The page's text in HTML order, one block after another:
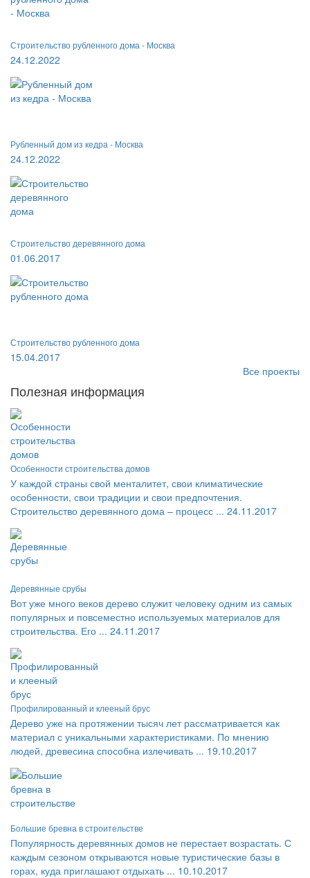
Строительство рубленного дома - Москва
24.12.2022
Рубленный дом из кедра - Москва
24.12.2022
Строительство деревянного дома
01.06.2017
Строительство рубленного дома
15.04.2017
Все проекты
Полезная информация
Особенности строительства домов
У каждой страны свой менталитет, свои климатические
особенности, свои традиции и свои предпочтения.
Строительство деревянного дома – процесс ... 24.11.2017
Деревянные срубы
Вот уже много веков дерево служит человеку одним из самых
популярных и повсеместно используемых материалов для
строительства. Его ... 24.11.2017
Профилированный и клееный брус
Дерево уже на протяжении тысяч лет рассматривается как
материал с уникальными характеристиками. По мнению
людей, древесина способна излечивать ... 19.10.2017
Большие бревна в строительстве
Популярность деревянных домов не перестает возрастать. С
каждым сезоном открываются новые туристические базы в
горах, куда приглашают отдыхать ... 10.10.2017